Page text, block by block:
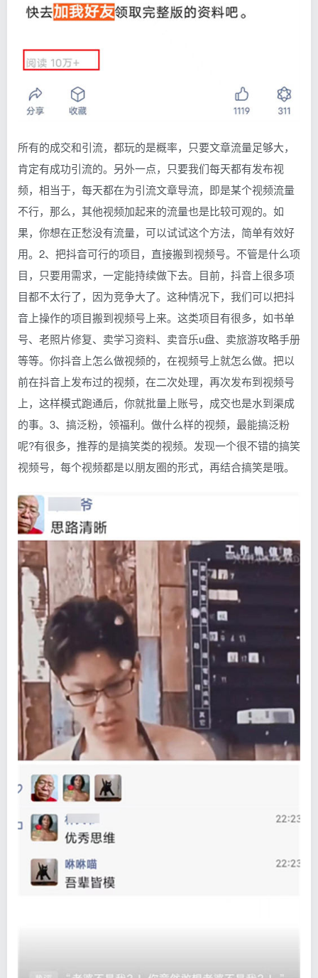
所有的成交和引流，都玩的是概率，只要文章流量足够大，
肯定有成功引流的。另外一点，只要我们每天都有发布视
频，相当于，每天都在为引流文章导流，即是某个视频流量
不行，那么，其他视频加起来的流量也是比较可观的。如
果，你想在正愁没有流量，可以试试这个方法，简单有效好
用。2、把抖音可行的项目，直接搬到视频号。不管是什么项
目，只要用需求，一定能持续做下去。目前，抖音上很多项
目都不太行了，因为竞争大了。这种情况下，我们可以把抖
音上操作的项目搬到视频号上来。这类项目有很多，如书单
号、老照片修复、卖学习资料、卖音乐u盘、卖旅游攻略手册
等等。你抖音上怎么做视频的，在视频号上就怎么做。把以
前在抖音上发布过的视频，在二次处理，再次发布到视频号
上，这样模式跑通后，你就批量上账号，成交也是水到渠成
的事。3、搞泛粉，领福利。做什么样的视频，最能搞泛粉
呢?有很多，推荐的是搞笑类的视频。发现一个很不错的搞笑
视频号，每个视频都是以朋友圈的形式，再结合搞笑是哦。